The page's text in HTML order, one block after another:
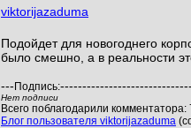
viktorijazaduma
Подойдет для новогоднего
было смешно, а в реальности
--- Подпись:
Нет подписи
Всего поблагодарили
Блог пользователя viktorijazaduma